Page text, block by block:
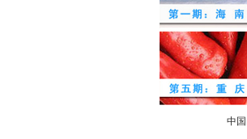
中